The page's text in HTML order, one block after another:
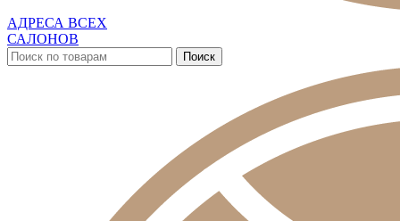
АДРЕСА ВСЕХ
САЛОНОВ